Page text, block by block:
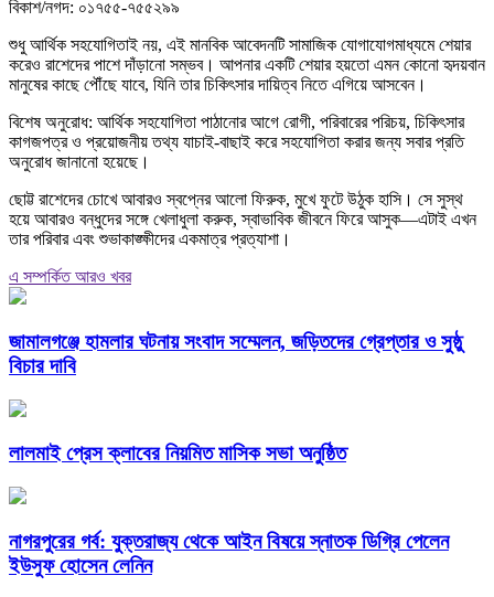
বিকাশ/নগদ: ০১৭৫৫-৭৫৫২৯৯
শুধু আর্থিক সহযোগিতাই নয়, এই মানবিক আবেদনটি সামাজিক যোগাযোগমাধ্যমে শেয়ার
করেও রাশেদের পাশে দাঁড়ানো সম্ভব। আপনার একটি শেয়ার হয়তো এমন কোনো হৃদয়বান
মানুষের কাছে পৌঁছে যাবে, যিনি তার চিকিৎসার দায়িত্ব নিতে এগিয়ে আসবেন।
বিশেষ অনুরোধ: আর্থিক সহযোগিতা পাঠানোর আগে রোগী, পরিবারের পরিচয়, চিকিৎসার
কাগজপত্র ও প্রয়োজনীয় তথ্য যাচাই-বাছাই করে সহযোগিতা করার জন্য সবার প্রতি
অনুরোধ জানানো হয়েছে।
ছোট্ট রাশেদের চোখে আবারও স্বপ্নের আলো ফিরুক, মুখে ফুটে উঠুক হাসি। সে সুস্থ
হয়ে আবারও বন্ধুদের সঙ্গে খেলাধুলা করুক, স্বাভাবিক জীবনে ফিরে আসুক—এটাই এখন
তার পরিবার এবং শুভাকাঙ্ক্ষীদের একমাত্র প্রত্যাশা।
এ সম্পর্কিত আরও খবর
জামালগঞ্জে হামলার ঘটনায় সংবাদ সম্মেলন, জড়িতদের গ্রেপ্তার ও সুষ্ঠু
বিচার দাবি
লালমাই প্রেস ক্লাবের নিয়মিত মাসিক সভা অনুষ্ঠিত
নাগরপুরের গর্ব: যুক্তরাজ্য থেকে আইন বিষয়ে স্নাতক ডিগ্রি পেলেন
ইউসুফ হোসেন লেনিন